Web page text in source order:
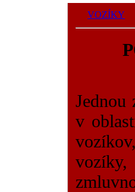
VOZÍKY
Jednou
v
vozíky,